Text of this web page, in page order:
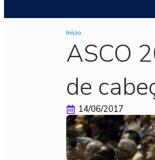
Início
ASCO
de
14/06/2017